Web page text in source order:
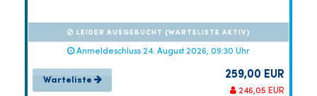
LEIDER AUSGEBUCHT (WARTELISTE AKTIV)
Anmeldeschluss 24. August 2026, 09:30 Uhr
Warteliste 259,00 EUR
246,05 EUR